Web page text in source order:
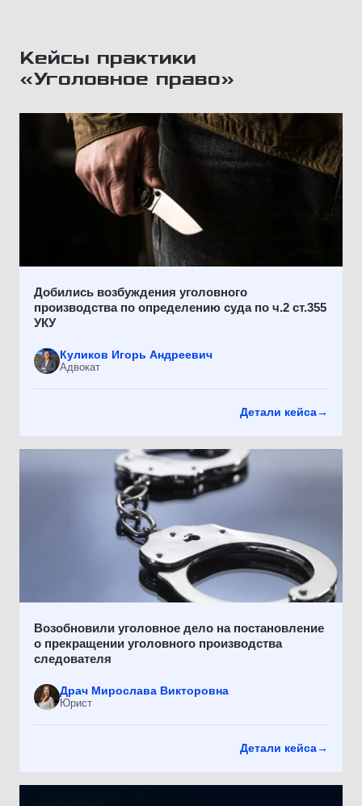
Кейсы практики
«Уголовное право»
Добились возбуждения уголовного
производства по определению суда по ч.2 ст.355
УКУ
Куликов Игорь Андреевич
Адвокат
Детали кейса→
Возобновили уголовное дело на постановление
о прекращении уголовного производства
следователя
Драч Мирослава Викторовна
Юрист
Детали кейса→